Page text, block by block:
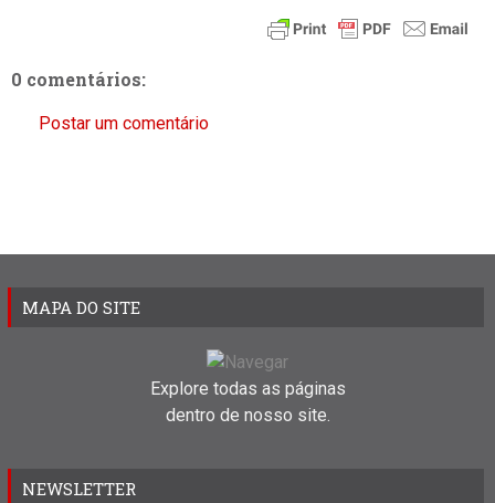
0 comentários:
Postar um comentário
MAPA DO SITE
Explore todas as páginas
dentro de nosso site.
NEWSLETTER